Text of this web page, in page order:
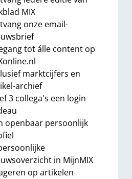
MIX
onze email-
tot álle content op
marktcijfers en
archief
3 collega's een login
openbaar persoonlijk
in MijnMIX
op artikelen